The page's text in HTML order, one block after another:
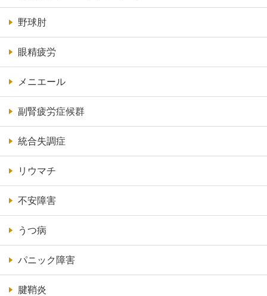
野球肘
眼精疲労
メニエール
副腎疲労症候群
統合失調症
リウマチ
不安障害
うつ病
パニック障害
腱鞘炎